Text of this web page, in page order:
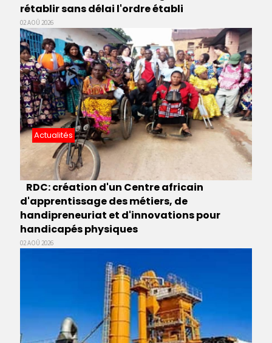
rétablir sans délai l'ordre établi
02 AOÛ 2026
Actualités
RDC: création d'un Centre africain
d'apprentissage des métiers, de
handipreneuriat et d'innovations pour
handicapés physiques
02 AOÛ 2026